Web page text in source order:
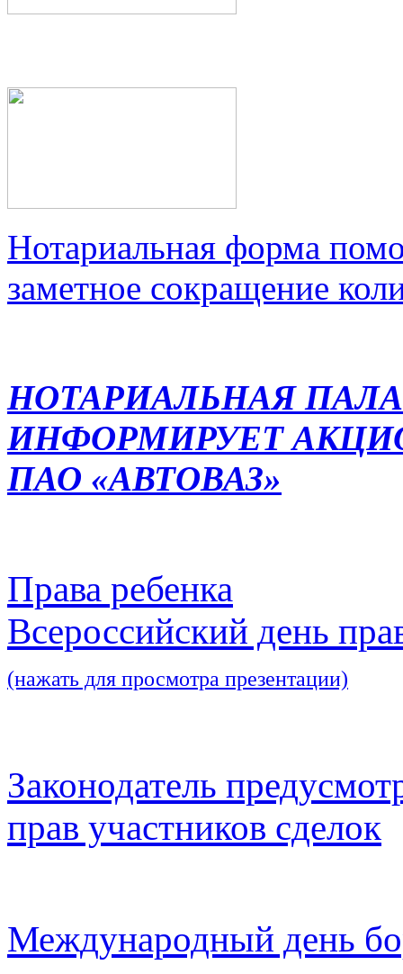
Нотариальная форма
заметное сокращение
НОТАРИАЛЬНАЯ
ИНФОРМИРУЕТ
ПАО «АВТОВАЗ»
Права ребенка
Всероссийский день
(нажать для просмотра презентации)
Законодатель
прав участников сделок
Международный день